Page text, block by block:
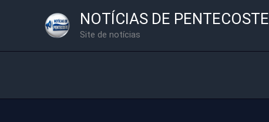
NOTÍCIAS DE PENTECOSTE
Site de notícias